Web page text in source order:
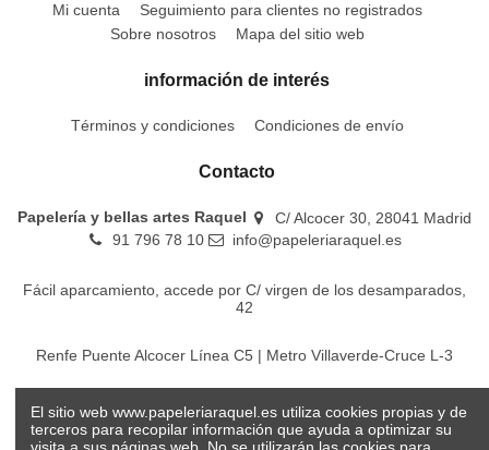
Mi cuenta
Seguimiento para clientes no registrados
Sobre nosotros
Mapa del sitio web
información de interés
Términos y condiciones Condiciones de envío
Contacto
Papelería y bellas artes Raquel
C/ Alcocer 30, 28041 Madrid
91 796 78 10
info@papeleriaraquel.es
Fácil aparcamiento, accede por C/ virgen de los desamparados,
42
Renfe Puente Alcocer Línea C5 | Metro Villaverde-Cruce L-3
El sitio web www.papeleriaraquel.es utiliza cookies propias y de
terceros para recopilar información que ayuda a optimizar su